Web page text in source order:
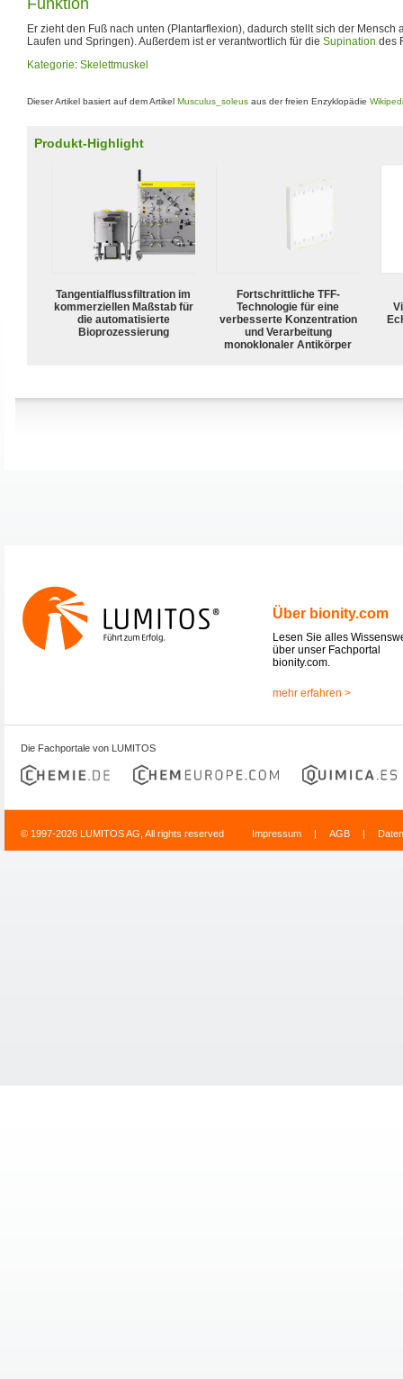
Er zieht den Fuß nach unten (Plantarflexion), dadurch stellt sich der Mensch
Laufen und Springen). Außerdem ist er verantwortlich für die Supination des
Kategorie: Skelettmuskel
Dieser Artikel basiert auf dem Artikel Musculus_soleus aus der freien Enzyklopädie
Produkt-Highlight
Tangentialflussfiltration im
kommerziellen Maßstab für
die automatisierte
Bioprozessierung
Fortschrittliche TFF-
Technologie für eine
verbesserte Konzentration
und Verarbeitung
monoklonaler Antikörper
Über bionity.com
Lesen Sie alles
über unser Fachportal
bionity.com.
mehr erfahren >
Die Fachportale von LUMITOS
© 1997-2026 LUMITOS AG, All rights reserved Impressum | AGB |